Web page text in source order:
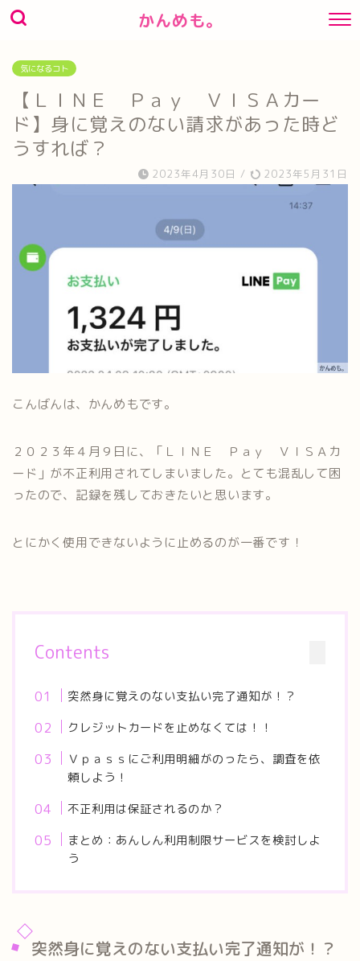
かんめも。
気になるコト
【ＬＩＮＥ Ｐａｙ ＶＩＳＡカー
ド】身に覚えのない請求があった時ど
うすれば？
2023年4月30日 / 2023年5月31日
こんばんは、かんめもです。
２０２３年４月９日に、「ＬＩＮＥ Ｐａｙ ＶＩＳＡカ
ード」が不正利用されてしまいました。とても混乱して困
ったので、記録を残しておきたいと思います。
とにかく使用できないように止めるのが一番です！
Contents
突然身に覚えのない支払い完了通知が！？
クレジットカードを止めなくては！！
Ｖｐａｓｓにご利用明細がのったら、調査を依
頼しよう！
不正利用は保証されるのか？
まとめ：あんしん利用制限サービスを検討しよ
う
突然身に覚えのない支払い完了通知が！？